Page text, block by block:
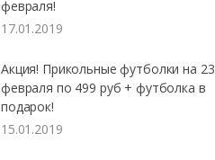
февраля!
17.01.2019
Акция! Прикольные футболки на 23
февраля по 499 руб + футболка в
подарок!
15.01.2019